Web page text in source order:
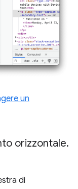
un
orizzontale.
di